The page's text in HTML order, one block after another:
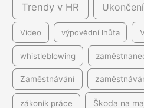
Trendy v HR
Video výpovědní lhůta
whistleblowing
Zaměstnávání
zákoník práce Škoda na